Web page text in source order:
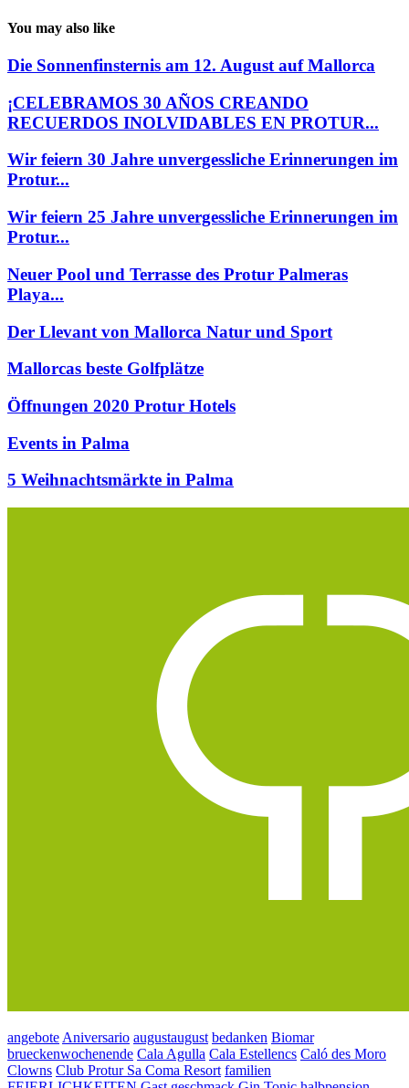
You may also like
Die Sonnenfinsternis am 12. August auf Mallorca
¡CELEBRAMOS 30 AÑOS CREANDO
RECUERDOS INOLVIDABLES EN PROTUR...
Wir feiern 30 Jahre unvergessliche Erinnerungen im
Protur...
Wir feiern 25 Jahre unvergessliche Erinnerungen im
Protur...
Neuer Pool und Terrasse des Protur Palmeras
Playa...
Der Llevant von Mallorca Natur und Sport
Mallorcas beste Golfplätze
Öffnungen 2020 Protur Hotels
Events in Palma
5 Weihnachtsmärkte in Palma
angebote Aniversario augustaugust bedanken Biomar
brueckenwochenende Cala Agulla Cala Estellencs Caló des Moro
Clowns Club Protur Sa Coma Resort familien